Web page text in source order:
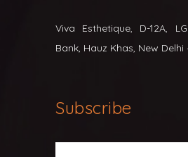
Viva Esthetique, D-12A,
Bank, Hauz Khas, New Delhi
Subscribe